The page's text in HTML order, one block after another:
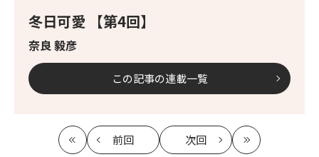
冬日可愛 【第4回】
奈良 毅彦
この記事の連載一覧
最
前回 次回
最